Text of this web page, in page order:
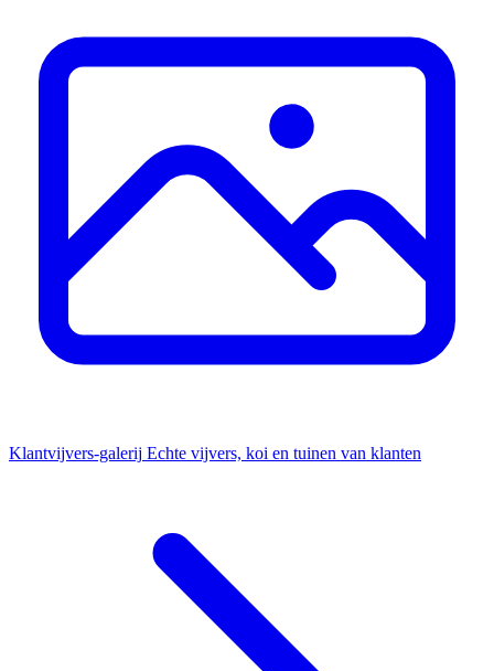
Klantvijvers-galerij Echte vijvers, koi en tuinen van klanten